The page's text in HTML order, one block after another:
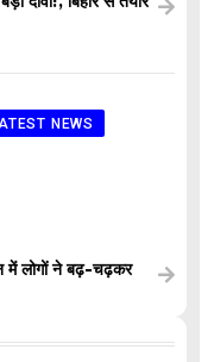
NEWS
में लोगों ने बढ़-चढ़कर